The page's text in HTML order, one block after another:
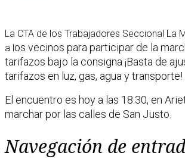
La CTA de los Trabajadores Seccional La
a los vecinos para participar de la
tarifazos bajo la consigna ¡Basta de
tarifazos en luz, gas, agua y transporte!
El encuentro es hoy a las 18.30, en
marchar por las calles de San Justo.
Navegación de